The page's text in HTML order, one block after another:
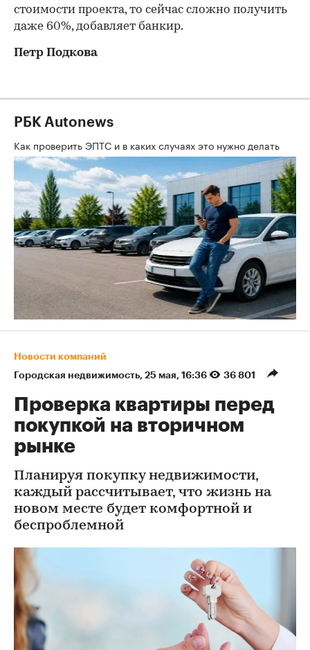
стоимости проекта, то сейчас сложно получить
даже 60%, добавляет банкир.
Петр Подкова
РБК Autonews
Как проверить ЭПТС и в каких случаях это нужно делать
Новости компаний
Городская недвижимость⁠, 25 мая, 16:36 36 801
Проверка квартиры перед
покупкой на вторичном
рынке
Планируя покупку недвижимости,
каждый рассчитывает, что жизнь на
новом месте будет комфортной и
беспроблемной